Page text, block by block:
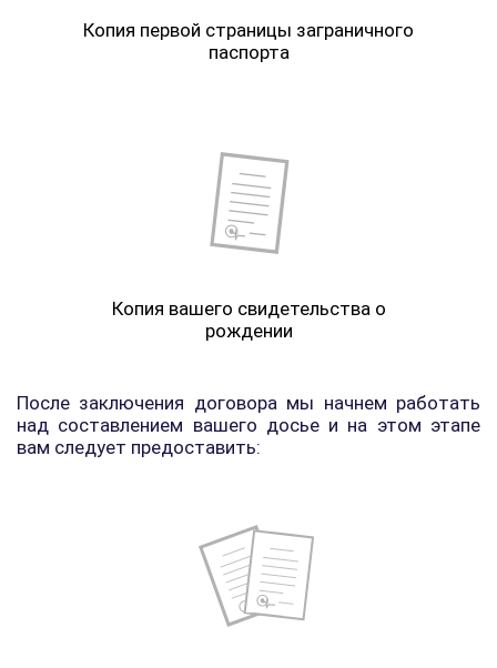
Копия первой страницы заграничного
паспорта
Копия вашего свидетельства о
рождении
После заключения договора мы начнем работать
над составлением вашего досье и на этом этапе
вам следует предоставить: